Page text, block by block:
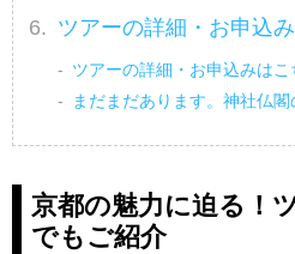
ツアーの詳細・お申込
ツアーの詳細・お申込みはこ
まだまだあります。神社仏閣
京都の魅力に迫る！
でもご紹介